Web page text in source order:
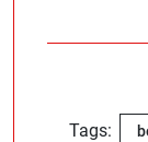
Tags: